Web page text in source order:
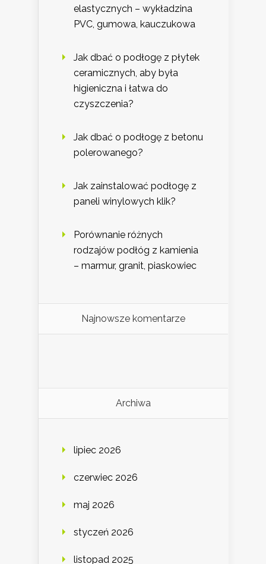
elastycznych – wykładzina
PVC, gumowa, kauczukowa
Jak dbać o podłogę z płytek
ceramicznych, aby była
higieniczna i łatwa do
czyszczenia?
Jak dbać o podłogę z betonu
polerowanego?
Jak zainstalować podłogę z
paneli winylowych klik?
Porównanie różnych
rodzajów podłóg z kamienia
– marmur, granit, piaskowiec
Najnowsze komentarze
Archiwa
lipiec 2026
czerwiec 2026
maj 2026
styczeń 2026
listopad 2025